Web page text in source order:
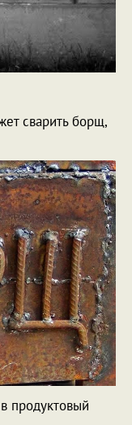
сварить борщ,
продуктовый